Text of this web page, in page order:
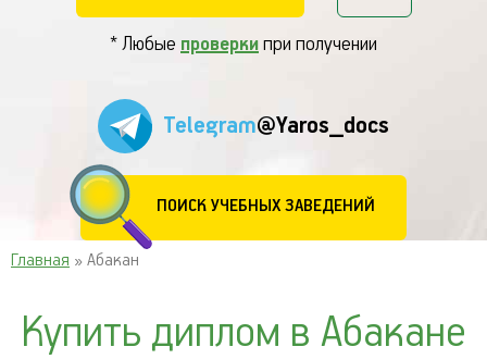
* Любые проверки при получении
Telegram@Yaros_docs
ПОИСК УЧЕБНЫХ ЗАВЕДЕНИЙ
Главная » Абакан
Купить диплом в Абакане